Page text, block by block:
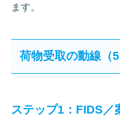
ます。
荷物受取の動線（
ステップ1：FIDS／